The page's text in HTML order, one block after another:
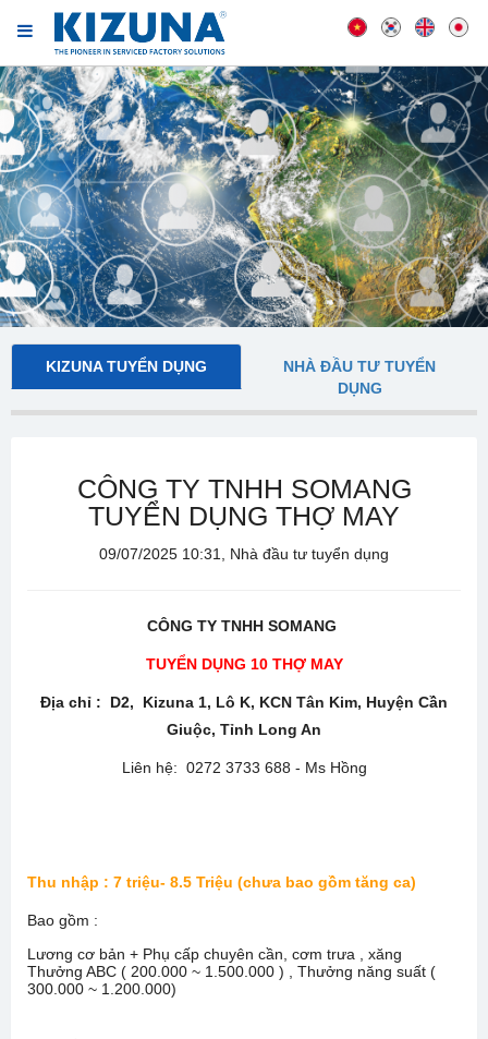
KIZUNA TUYỂN DỤNG
NHÀ ĐẦU TƯ TUYỂN
DỤNG
CÔNG TY TNHH SOMANG
TUYỂN DỤNG THỢ MAY
09/07/2025 10:31, Nhà đầu tư tuyển dụng
CÔNG TY TNHH SOMANG
TUYỂN DỤNG 10 THỢ MAY
Địa chỉ : D2, Kizuna 1, Lô K, KCN Tân Kim, Huyện Cần
Giuộc, Tỉnh Long An
Liên hệ: 0272 3733 688 - Ms Hồng
Thu nhập : 7 triệu- 8.5 Triệu (chưa bao gồm tăng ca)
Bao gồm :
Lương cơ bản + Phụ cấp chuyên cần, cơm trưa , xăng
Thưởng ABC ( 200.000 ~ 1.500.000 ) , Thưởng năng suất (
300.000 ~ 1.200.000)